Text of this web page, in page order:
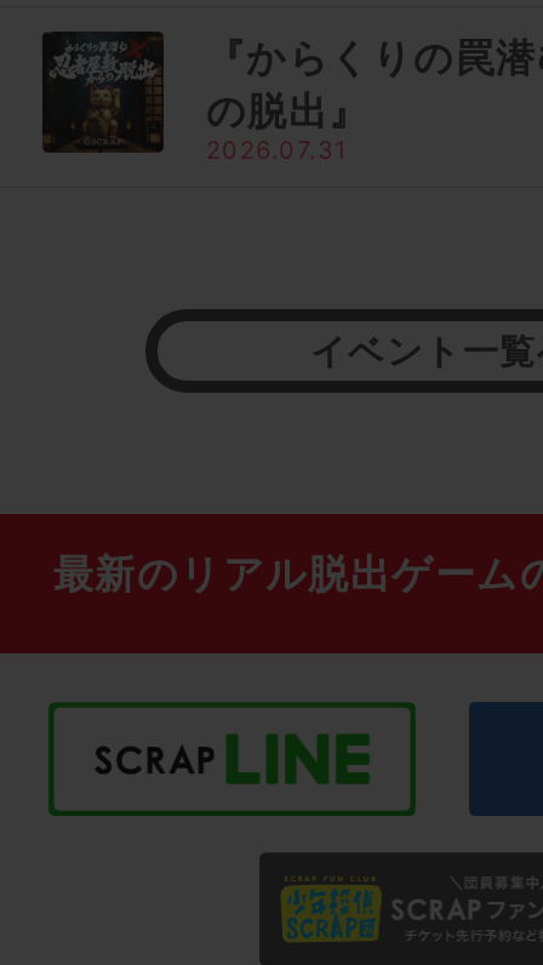
『からくりの罠
の脱出』
2026.07.31
イベント一
最新のリアル脱出ゲーム